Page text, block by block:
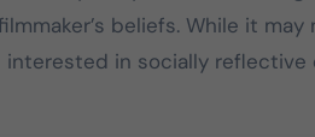
beliefs. While it may
in socially reflective